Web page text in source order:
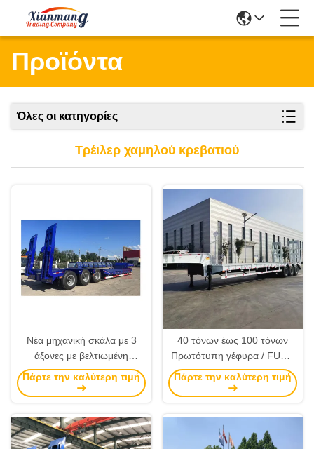
Προϊόντα
Όλες οι κατηγορίες
Τρέιλερ χαμηλού κρεβατιού
Νέα μηχανική σκάλα με 3
άξονες με βελτιωμένη
μηχανική σκάλα JOST Brand
Landing Gear Low Bed
Πάρτε την καλύτερη τιμή
40 τόνων έως 100 τόνων
Πρωτότυπη γέφυρα / FUWA
/ BPW γέφυρα χαμηλού
κρεβατιού ημικυκλώματος
με τις ανάγκες του πελάτη)
Πάρτε την καλύτερη τιμή